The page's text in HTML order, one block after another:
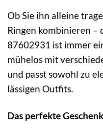
Ob Sie ihn alleine
Ringen kombinieren –
87602931 ist immer
mühelos mit
und passt sowohl zu
lässigen Outfits.
Das perfekte Geschenk